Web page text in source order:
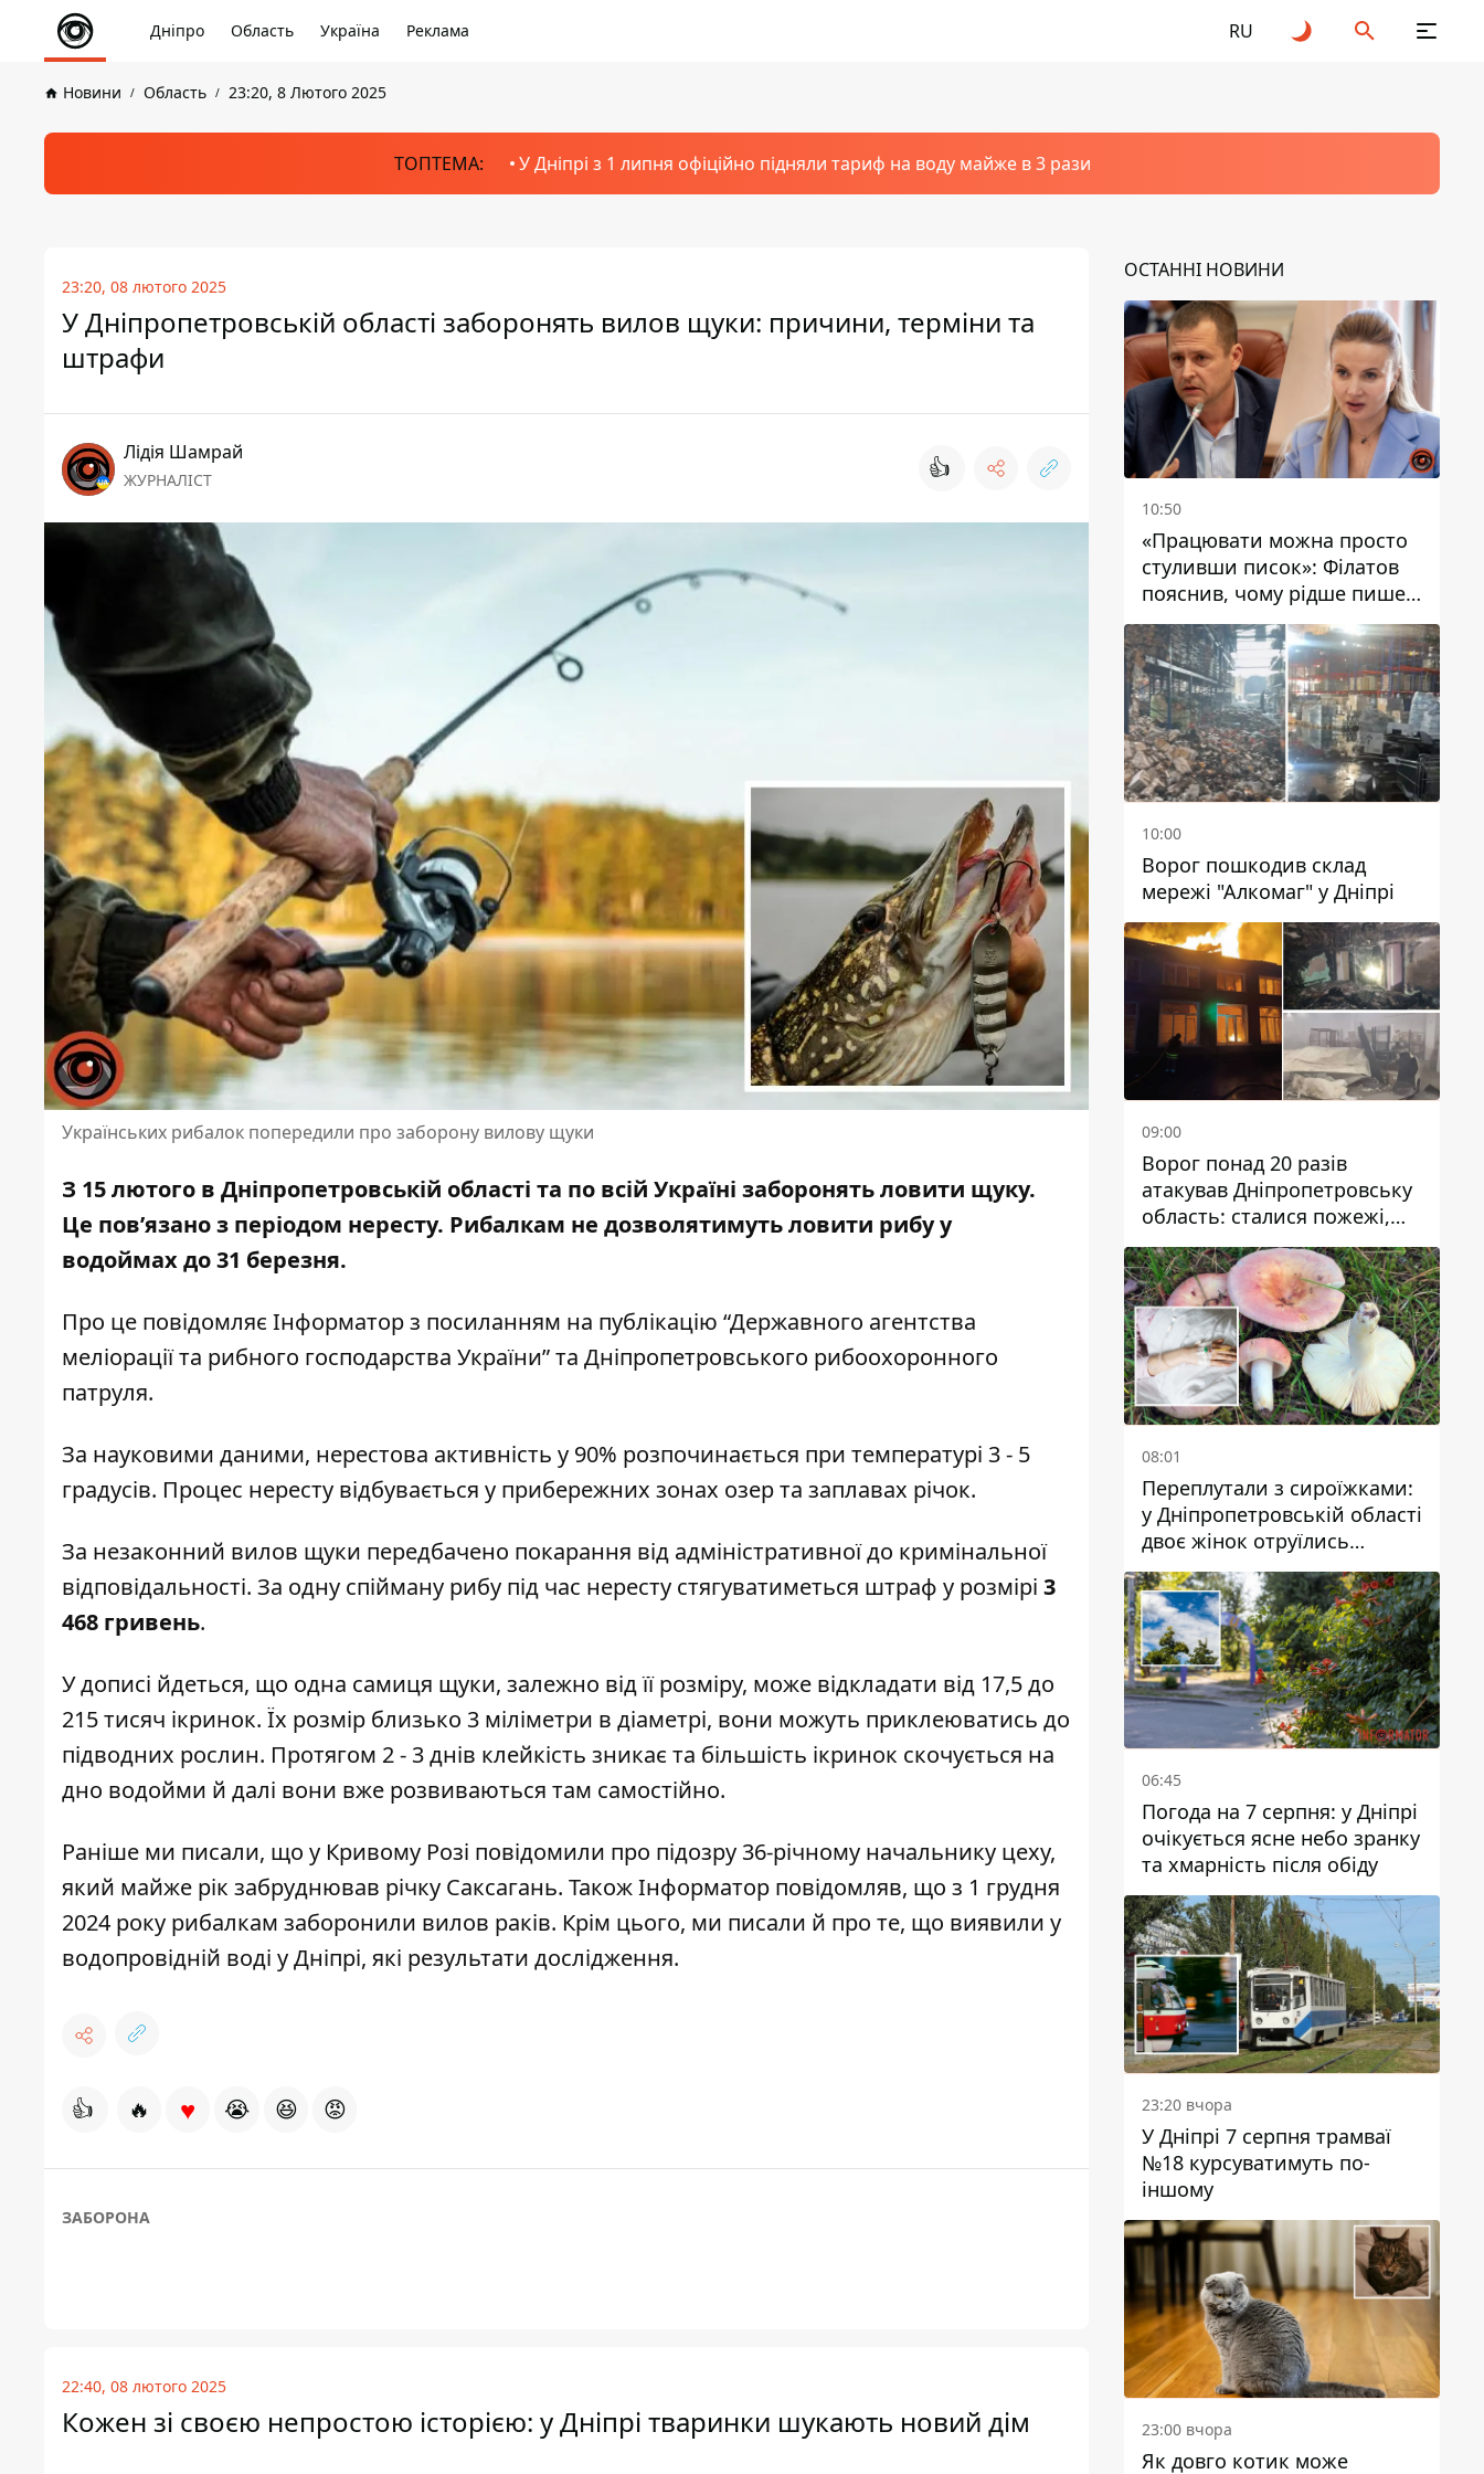
Дніпро Область Україна Реклама RU
Новини Область 23:20, 8 Лютого 2025
ТОПТЕМА: У Дніпрі з 1 липня офіційно підняли тариф на воду майже в 3 рази
23:20, 08 лютого 2025
У Дніпропетровській області заборонять вилов щуки: причини, терміни та
штрафи
Лідія Шамрай
ЖУРНАЛІСТ 👍
Українських рибалок попередили про заборону вилову щуки
З 15 лютого в Дніпропетровській області та по всій Україні заборонять ловити щуку.
Це пов’язано з періодом нересту. Рибалкам не дозволятимуть ловити рибу у
водоймах до 31 березня.
Про це повідомляє Інформатор з посиланням на публікацію “Державного агентства
меліорації та рибного господарства України”та Дніпропетровського рибоохоронного
патруля.
За науковими даними, нерестова активність у 90% розпочинається при температурі 3 - 5
градусів. Процес нересту відбувається у прибережних зонах озер та заплавах річок.
За незаконний вилов щуки передбачено покарання від адміністративної до кримінальної
відповідальності. За одну спійману рибу під час нересту стягуватиметься штраф у розмірі 3
468 гривень.
У дописі йдеться, що одна самиця щуки, залежно від її розміру, може відкладати від 17,5 до
215 тисяч ікринок. Їх розмір близько 3 міліметри в діаметрі, вони можуть приклеюватись до
підводних рослин. Протягом 2 - 3 днів клейкість зникає та більшість ікринок скочується на
дно водойми й далі вони вже розвиваються там самостійно.
Раніше ми писали, що у Кривому Розі повідомили про підозру 36-річному начальнику цеху,
який майже рік забруднював річку Саксагань. Також Інформатор повідомляв, що з 1 грудня
2024 року рибалкам заборонили вилов раків. Крім цього, ми писали й про те, що виявили у
водопровідній воді у Дніпрі, які результати дослідження.
👍 🔥 ♥ 😭 😆 😡
ЗАБОРОНА
22:40, 08 лютого 2025
Кожен зі своєю непростою історією: у Дніпрі тваринки шукають новий дім
ОСТАННІ НОВИНИ
10:50
«Працювати можна просто
стуливши писок»: Філатов
пояснив, чому рідше пише у
соцмережах та
розкритикував медійність
чиновників
10:00
Ворог пошкодив склад
мережі "Алкомаг" у Дніпрі
09:00
Ворог понад 20 разів
атакував Дніпропетровську
область: сталися пожежі,
постраждали будинки,
інфраструктура та авто
08:01
Переплутали з сироїжками:
у Дніпропетровській області
двоє жінок отруїлись
грибами
06:45
Погода на 7 серпня: у Дніпрі
очікується ясне небо зранку
та хмарність після обіду
23:20 вчора
У Дніпрі 7 серпня трамваї
№18 курсуватимуть по-
іншому
23:00 вчора
Як довго котик може